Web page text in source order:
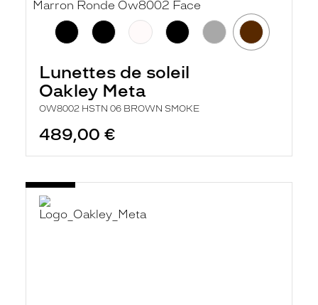
Lunettes de soleil
Oakley Meta
OW8002 HSTN 06 BROWN SMOKE
489,00 €